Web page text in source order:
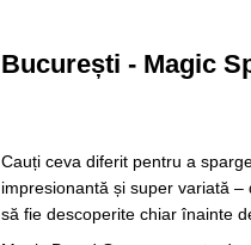
București - Magic
Cauți ceva diferit pentru a
impresionantă și super variată
să fie descoperite chiar înainte